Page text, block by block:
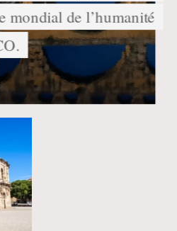
mondial de l’humanité